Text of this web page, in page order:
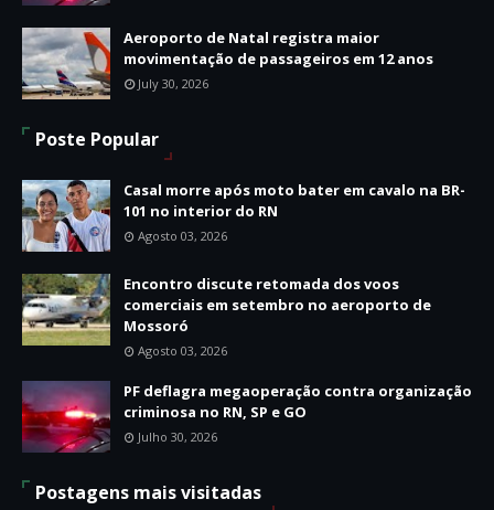
Aeroporto de Natal registra maior
movimentação de passageiros em 12 anos
July 30, 2026
Poste Popular
Casal morre após moto bater em cavalo na BR-
101 no interior do RN
Agosto 03, 2026
Encontro discute retomada dos voos
comerciais em setembro no aeroporto de
Mossoró
Agosto 03, 2026
PF deflagra megaoperação contra organização
criminosa no RN, SP e GO
Julho 30, 2026
Postagens mais visitadas